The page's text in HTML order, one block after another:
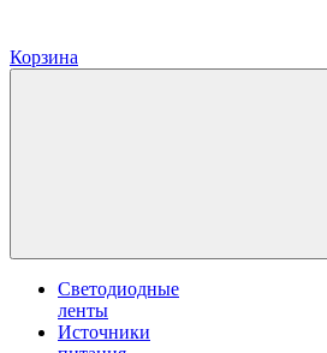
Корзина
Светодиодные
ленты
Источники